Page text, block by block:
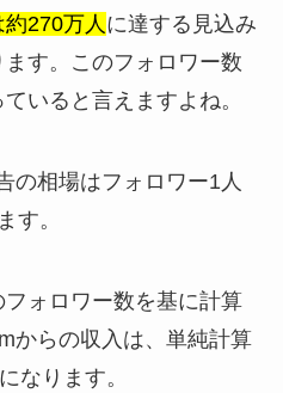
270万人 に達する見込み
す。このフォロワー数
いると言えますよね。
の相場はフォロワー1人
す。
ォロワー数を基に計算
からの収入は、単純計算
なります。